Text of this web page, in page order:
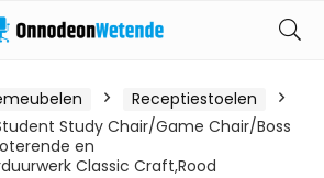
Receptiestoelen
Study Chair/Game Chair/Boss
en
Classic Craft,Rood